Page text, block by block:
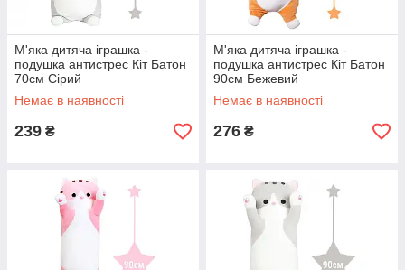
М'яка дитяча іграшка -
подушка антистрес Кіт Батон
70см Сірий
Немає в наявності
239 ₴
М'яка дитяча іграшка -
подушка антистрес Кіт Батон
90см Бежевий
Немає в наявності
276 ₴